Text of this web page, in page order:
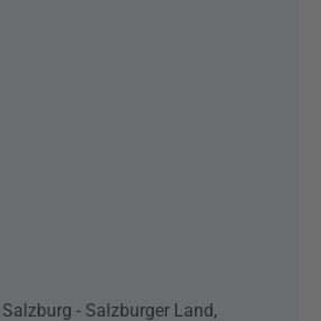
- Salzburger Land,